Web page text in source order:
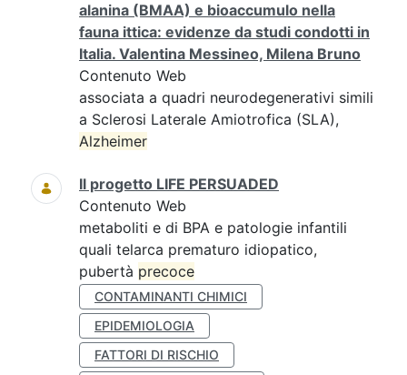
alanina (BMAA) e bioaccumulo nella
fauna ittica: evidenze da studi condotti in
Italia. Valentina Messineo, Milena Bruno
Contenuto Web
associata a quadri neurodegenerativi simili
a Sclerosi Laterale Amiotrofica (SLA),
Alzheimer
Il progetto LIFE PERSUADED
Contenuto Web
metaboliti e di BPA e patologie infantili
quali telarca prematuro idiopatico,
pubertà precoce
CONTAMINANTI CHIMICI
EPIDEMIOLOGIA
FATTORI DI RISCHIO